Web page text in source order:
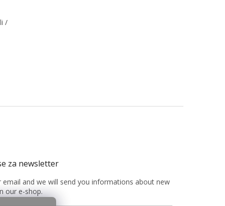
/
email and we will send you informations about new
our e-shop.